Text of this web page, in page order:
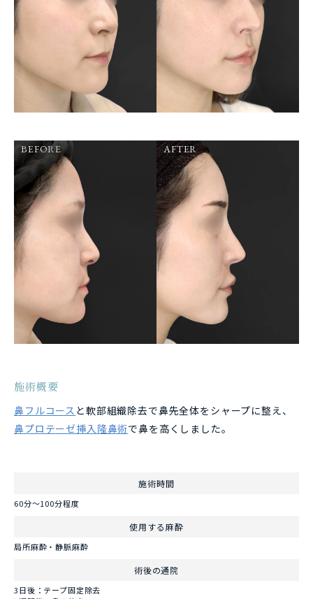
BEFORE AFTER
施術概要
鼻フルコース と軟部組織除去で鼻先全体をシャープに整え、
鼻プロテーゼ挿入隆鼻術で鼻を高くしました。
施術時間
60分～100分程度
使用する麻酔
局所麻酔・静脈麻酔
術後の通院
3日後：テープ固定除去